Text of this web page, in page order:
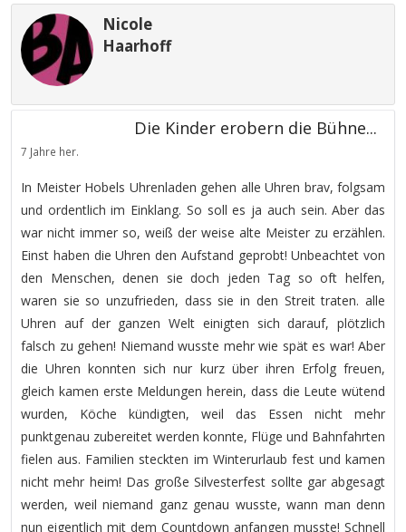
Nicole
Haarhoff
Die Kinder erobern die Bühne...
7 Jahre her.
In Meister Hobels Uhrenladen gehen alle Uhren brav, folgsam
und ordentlich im Einklang. So soll es ja auch sein. Aber das
war nicht immer so, weiß der weise alte Meister zu erzählen.
Einst haben die Uhren den Aufstand geprobt! Unbeachtet von
den Menschen, denen sie doch jeden Tag so oft helfen,
waren sie so unzufrieden, dass sie in den Streit traten. alle
Uhren auf der ganzen Welt einigten sich darauf, plötzlich
falsch zu gehen! Niemand wusste mehr wie spät es war! Aber
die Uhren konnten sich nur kurz über ihren Erfolg freuen,
gleich kamen erste Meldungen herein, dass die Leute wütend
wurden, Köche kündigten, weil das Essen nicht mehr
punktgenau zubereitet werden konnte, Flüge und Bahnfahrten
fielen aus. Familien steckten im Winterurlaub fest und kamen
nicht mehr heim! Das große Silvesterfest sollte gar abgesagt
werden, weil niemand ganz genau wusste, wann man denn
nun eigentlich mit dem Countdown anfangen musste! Schnell